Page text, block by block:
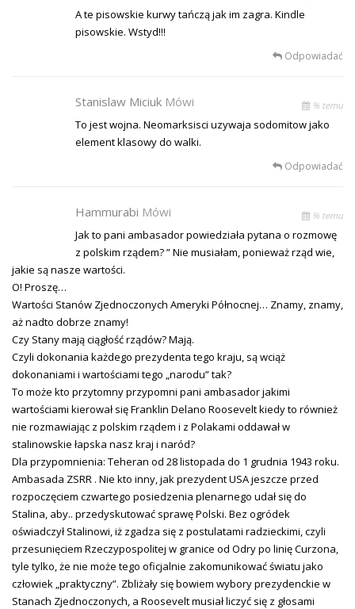
A te pisowskie kurwy tańczą jak im zagra. Kindle
pisowskie. Wstyd!!!
Odpowiadać
Stanislaw Miciuk Mówi % temu
To jest wojna. Neomarksisci uzywaja sodomitow jako
element klasowy do walki.
Odpowiadać
Hammurabi Mówi % temu
Jak to pani ambasador powiedziała pytana o rozmowę
z polskim rządem? ” Nie musiałam, ponieważ rząd wie,
jakie są nasze wartości.
O! Proszę…
Wartości Stanów Zjednoczonych Ameryki Północnej… Znamy, znamy,
aż nadto dobrze znamy!
Czy Stany mają ciągłość rządów? Mają.
Czyli dokonania każdego prezydenta tego kraju, są wciąż
dokonaniami i wartościami tego „narodu” tak?
To może kto przytomny przypomni pani ambasador jakimi
wartościami kierował się Franklin Delano Roosevelt kiedy to również
nie rozmawiając z polskim rządem i z Polakami oddawał w
stalinowskie łapska nasz kraj i naród?
Dla przypomnienia: Teheran od 28 listopada do 1 grudnia 1943 roku.
Ambasada ZSRR . Nie kto inny, jak prezydent USA jeszcze przed
rozpoczęciem czwartego posiedzenia plenarnego udał się do
Stalina, aby.. przedyskutować sprawę Polski. Bez ogródek
oświadczył Stalinowi, iż zgadza się z postulatami radzieckimi, czyli
przesunięciem Rzeczypospolitej w granice od Odry po linię Curzona,
tyle tylko, że nie może tego oficjalnie zakomunikować światu jako
człowiek „praktyczny”. Zbliżały się bowiem wybory prezydenckie w
Stanach Zjednoczonych, a Roosevelt musiał liczyć się z głosami